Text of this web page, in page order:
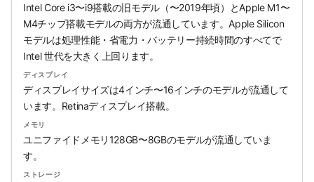
Intel Core i3〜i9搭載の旧モデル（〜2019年頃）とApple M1〜
M4チップ搭載モデルの両方が流通しています。Apple Silicon
モデルは処理性能・省電力・バッテリー持続時間のすべてで
Intel 世代を大きく上回ります。
ディスプレイ
ディスプレイサイズは4インチ〜16インチのモデルが流通して
います。Retinaディスプレイ搭載。
メモリ
ユニファイドメモリ128GB〜8GBのモデルが流通していま
す。
ストレージ